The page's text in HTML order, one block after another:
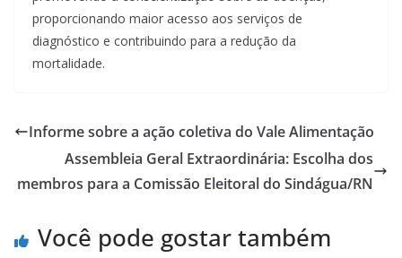
proporcionando maior acesso aos serviços de
diagnóstico e contribuindo para a redução da
mortalidade.
Informe sobre a ação coletiva do Vale Alimentação
Assembleia Geral Extraordinária: Escolha dos
membros para a Comissão Eleitoral do Sindágua/RN
Você pode gostar também